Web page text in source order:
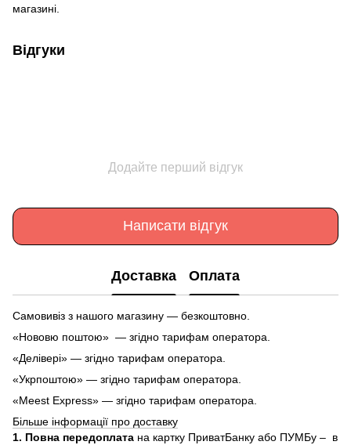
магазині.
Відгуки
Додайте перший відгук
Написати відгук
Доставка Оплата
Самовивіз з нашого магазину — безкоштовно.
«Нововю поштою» — згідно тарифам оператора.
«Делівері» — згідно тарифам оператора.
«Укрпоштою» — згідно тарифам оператора.
«Meest Express» — згідно тарифам оператора.
Більше інформації про доставку
1. Повна передоплата на картку ПриватБанку або ПУМБу – в